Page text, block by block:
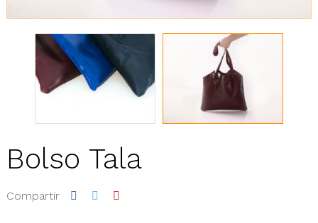
Bolso Tala
Compartir